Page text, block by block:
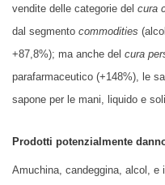
vendite delle categorie del cura
dal segmento commodities
+87,8%); ma anche del cura
parafarmaceutico (+148%), le
sapone per le mani, liquido e
Prodotti potenzialmente
Amuchina, candeggina, alcol,